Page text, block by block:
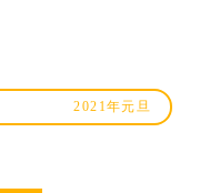
2021年元旦